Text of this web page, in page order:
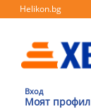
Helikon.bg
Вход
Моят профил